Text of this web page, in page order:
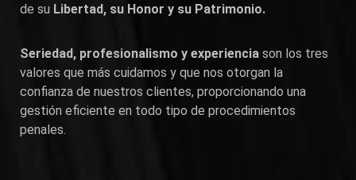
de su Libertad, su Honor y su Patrimonio.
Seriedad, profesionalismo y experiencia son los tres
valores que más cuidamos y que nos otorgan la
confianza de nuestros clientes, proporcionando una
gestión eficiente en todo tipo de procedimientos
penales.